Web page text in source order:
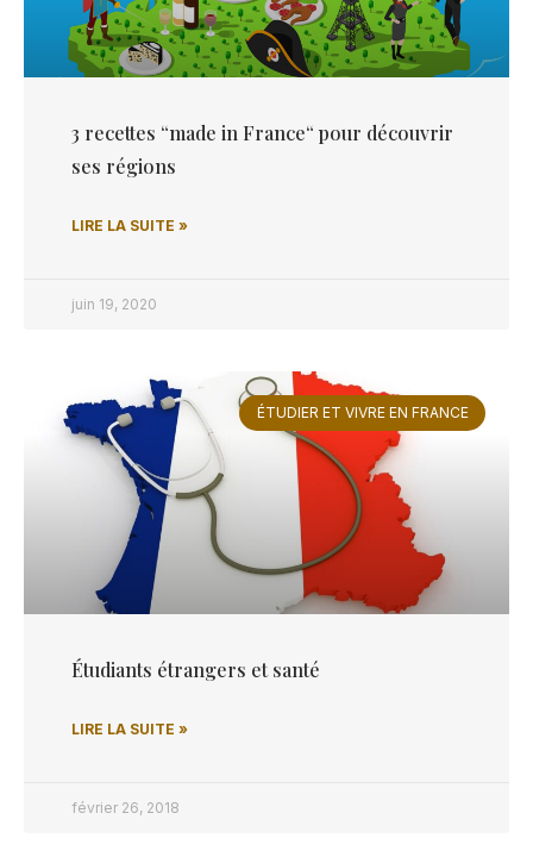
3 recettes “made in France“ pour découvrir
ses régions
LIRE LA SUITE »
juin 19, 2020
ÉTUDIER ET VIVRE EN FRANCE
Étudiants étrangers et santé
LIRE LA SUITE »
février 26, 2018